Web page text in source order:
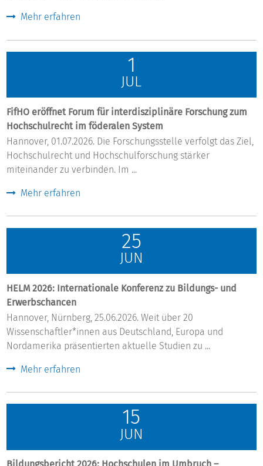
Mehr erfahren
1
JUL
FifHO eröffnet Forum für interdisziplinäre Forschung zum
Hochschulrecht im föderalen System
Hannover, 01.07.2026. Die Forschungsstelle verfolgt das Ziel,
Hochschulrecht und Hochschulforschung stärker
miteinander zu verbinden. Im ...
Mehr erfahren
25
JUN
HELM 2026: Internationale Konferenz zu Bildungs- und
Erwerbschancen
Hannover, Nürnberg, 25.06.2026. Weit über 20
Wissenschaftler*innen aus Deutschland, Europa und
Nordamerika präsentierten aktuelle Studien zu ...
Mehr erfahren
15
JUN